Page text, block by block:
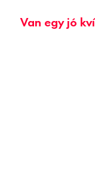
Van egy jó